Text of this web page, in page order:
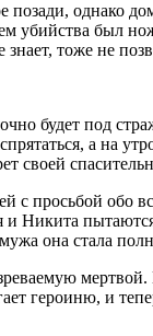
однако
убийства
тоже не
будет под
а на
просьбой обо
Никита
она стала
героиню, и